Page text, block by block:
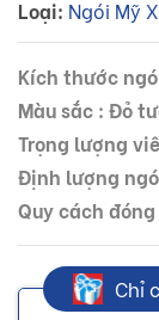
Loại: Ngói Mỹ
Kích thước
Màu sắc : Đỏ
Trọng lượng
Định lượng
Quy cách
Chỉ